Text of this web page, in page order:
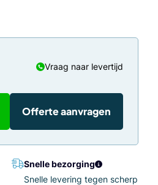
Vraag naar levertijd
Offerte aanvragen
Snelle bezorging
Snelle levering tegen scherp